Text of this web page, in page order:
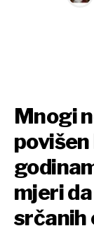
Mnogi
mjeri
srčanih